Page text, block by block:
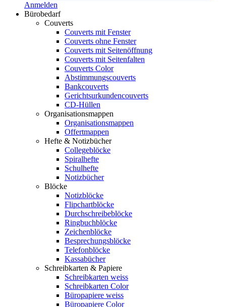
Anmelden
Bürobedarf
Couverts
Couverts mit Fenster
Couverts ohne Fenster
Couverts mit Seitenöffnung
Couverts mit Seitenfalten
Couverts Color
Abstimmungscouverts
Bankcouverts
Gerichtsurkundencouverts
CD-Hüllen
Organisationsmappen
Organisationsmappen
Offertmappen
Hefte & Notizbücher
Collegeblöcke
Spiralhefte
Schulhefte
Notizbücher
Blöcke
Notizblöcke
Flipchartblöcke
Durchschreibeblöcke
Ringbuchblöcke
Zeichenblöcke
Besprechungsblöcke
Telefonblöcke
Kassabücher
Schreibkarten & Papiere
Schreibkarten weiss
Schreibkarten Color
Büropapiere weiss
Büropapiere Color